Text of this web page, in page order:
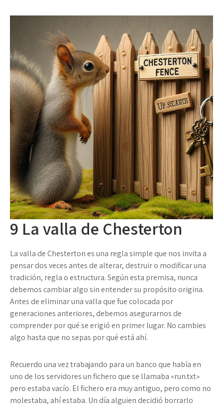
9 La valla de Chesterton
La valla de Chesterton es una regla simple que nos invita a
pensar dos veces antes de alterar, destruir o modificar una
tradición, regla o estructura. Según esta premisa, nunca
debemos cambiar algo sin entender su propósito origina.
Antes de eliminar una valla que fue colocada por
generaciones anteriores, debemos asegurarnos de
comprender por qué se erigió en primer lugar. No cambies
algo hasta que no sepas por qué está ahí.
Recuerdo una vez trabajando para un banco que había en
uno de los servidores un fichero que se llamaba «run.txt»
pero estaba vacío. El fichero era muy antiguo, pero como no
molestaba, ahí estaba. Un día alguien decidió borrarlo